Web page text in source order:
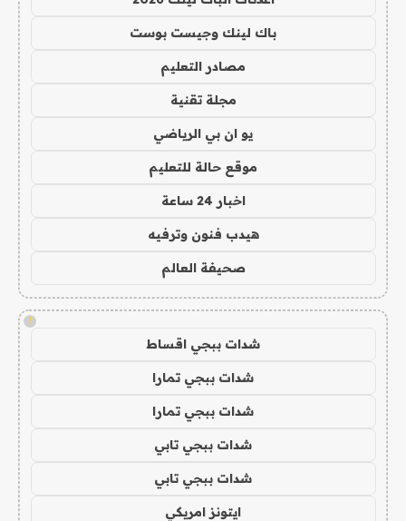
باك لينك وجيست بوست
مصادر التعليم
مجلة تقنية
يو ان بي الرياضي
موقع حالة للتعليم
اخبار 24 ساعة
هيدب فنون وترفيه
صحيفة العالم
!
شدات ببجي اقساط
شدات ببجي تمارا
شدات ببجي تمارا
شدات ببجي تابي
شدات ببجي تابي
ايتونز امريكي